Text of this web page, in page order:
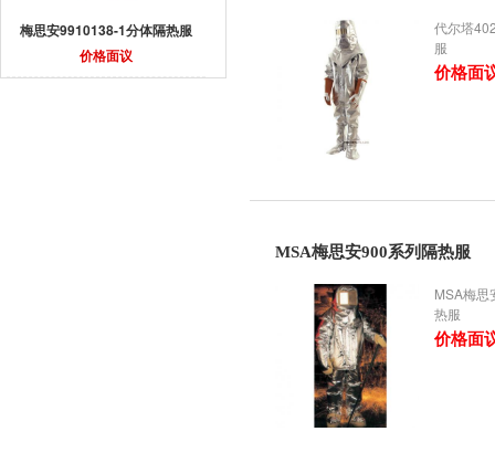
梅思安9910138-1分体隔热服
价格面议
代尔塔
服
价格面
MSA梅思安900系列隔热服
MSA梅思
热服
价格面